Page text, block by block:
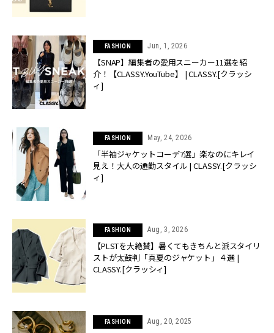
FASHION Jun, 1, 2026
【SNAP】編集者の愛用スニーカー11選を紹
介！【CLASSY.YouTube】 | CLASSY.[クラッシ
ィ]
FASHION May, 24, 2026
「半袖ジャケットコーデ7選」楽なのにキレイ
見え！大人の通勤スタイル | CLASSY.[クラッシ
ィ]
FASHION Aug, 3, 2026
【PLSTを大絶賛】暑くてもきちんと派スタイリ
ストが太鼓判「真夏のジャケット」４選 |
CLASSY.[クラッシィ]
FASHION Aug, 20, 2025